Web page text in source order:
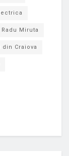
Radu Miruta
din Craiova